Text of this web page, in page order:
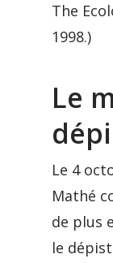
The
1998.)
Le
Le 4
Mathé
de plus
le